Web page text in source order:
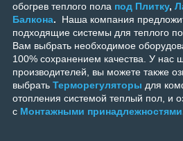
обогрев теплого пола под Плитку,
Балкона.
Наша компания
подходящие системы для теплого
Вам выбрать необходимое
100% сохранением качества. У нас
производителей, вы можете также
выбрать Терморегуляторы для
отопления системой теплый пол, и
с Монтажными принадлежностями